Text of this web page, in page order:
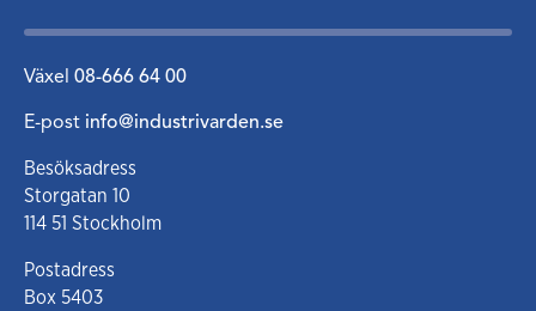
Växel 08-666 64 00
E-post info@industrivarden.se
Besöksadress
Storgatan 10
114 51 Stockholm
Postadress
Box 5403